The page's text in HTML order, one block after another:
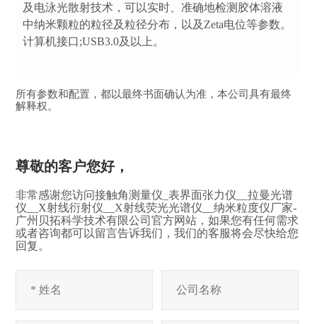
及电泳光散射技术，可以实时、准确地检测胶体溶液
中纳米颗粒的粒径及粒径分布，以及Zeta电位等参数。
计算机接口;USB3.0及以上。
所有参数和配置，都以最终书面确认为准，本公司具有最终
解释权。
尊敬的客户您好，
非常感谢您访问接触角测量仪_表界面张力仪__拉曼光谱
仪__X射线衍射仪__X射线荧光光谱仪__纳米粒度仪厂家-
广州贝拓科学技术有限公司官方网站，如果您有任何需求
或者咨询都可以留言告诉我们，我们的客服将会尽快给您
回复。